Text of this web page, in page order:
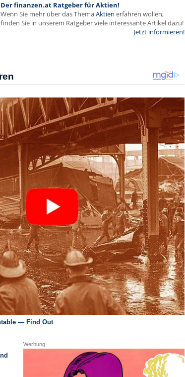
Der finanzen.at Ratgeber für Aktien!
Wenn Sie mehr über das ThemaAktien erfahren wollen,
finden Sie in unserem Ratgeber viele interessante Artikel dazu!
Jetzt informieren!